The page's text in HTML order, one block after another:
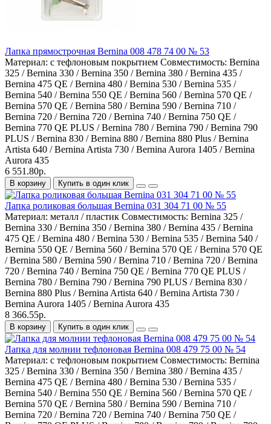
Лапка прямострочная Bernina 008 478 74 00 № 53
Материал: с тефлоновым покрытием Совместимость: Bernina
325 / Bernina 330 / Bernina 350 / Bernina 380 / Bernina 435 /
Bernina 475 QE / Bernina 480 / Bernina 530 / Bernina 535 /
Bernina 540 / Bernina 550 QE / Bernina 560 / Bernina 570 QE /
Bernina 570 QE / Bernina 580 / Bernina 590 / Bernina 710 /
Bernina 720 / Bernina 720 / Bernina 740 / Bernina 750 QE /
Bernina 770 QE PLUS / Bernina 780 / Bernina 790 / Bernina 790
PLUS / Bernina 830 / Bernina 880 / Bernina 880 Plus / Bernina
Artista 640 / Bernina Artista 730 / Bernina Aurora 1405 / Bernina
Aurora 435
6 551.80р.
В корзину Купить в один клик
Лапка роликовая большая Bernina 031 304 71 00 № 55
Материал: металл / пластик Совместимость: Bernina 325 /
Bernina 330 / Bernina 350 / Bernina 380 / Bernina 435 / Bernina
475 QE / Bernina 480 / Bernina 530 / Bernina 535 / Bernina 540 /
Bernina 550 QE / Bernina 560 / Bernina 570 QE / Bernina 570 QE
/ Bernina 580 / Bernina 590 / Bernina 710 / Bernina 720 / Bernina
720 / Bernina 740 / Bernina 750 QE / Bernina 770 QE PLUS /
Bernina 780 / Bernina 790 / Bernina 790 PLUS / Bernina 830 /
Bernina 880 Plus / Bernina Artista 640 / Bernina Artista 730 /
Bernina Aurora 1405 / Bernina Aurora 435
8 366.55р.
В корзину Купить в один клик
Лапка для молнии тефлоновая Bernina 008 479 75 00 № 54
Материал: с тефлоновым покрытием Совместимость: Bernina
325 / Bernina 330 / Bernina 350 / Bernina 380 / Bernina 435 /
Bernina 475 QE / Bernina 480 / Bernina 530 / Bernina 535 /
Bernina 540 / Bernina 550 QE / Bernina 560 / Bernina 570 QE /
Bernina 570 QE / Bernina 580 / Bernina 590 / Bernina 710 /
Bernina 720 / Bernina 720 / Bernina 740 / Bernina 750 QE /